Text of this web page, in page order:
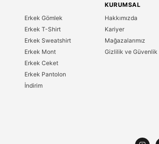
Erkek Gömlek
Erkek T-Shirt
Erkek Sweatshirt
Erkek Mont
Erkek Ceket
Erkek Pantolon
İndirim
KURUMSAL
Hakkımızda
Kariyer
Mağazalarımız
Gizlilik ve Güvenlik